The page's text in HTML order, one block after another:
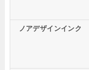
ノアデザインインク